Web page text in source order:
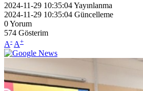
2024-11-29 10:35:04Yayınlanma
2024-11-29 10:35:04 Güncelleme
0Yorum
574 Gösterim
A- A+